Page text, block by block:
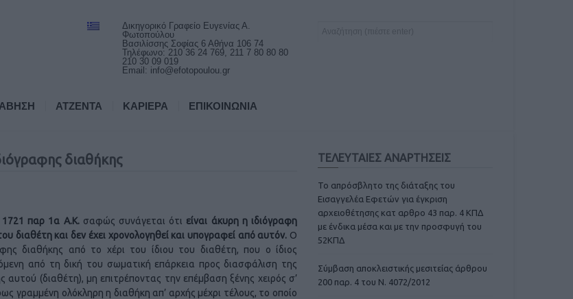
Δικηγορικό Γραφείο Ευγενίας Α.
Φωτοπούλου
Βασιλίσσης Σοφίας 6 Αθήνα 106 74
Τηλέφωνο: 210 36 24 769, 211 7 80 80 80
210 30 09 019
Email: info@efotopoulou.gr
ΑΤΖΕΝΤΑ ΚΑΡΙΕΡΑ ΕΠΙΚΟΙΝΩΝΙΑ
διαθήκης
1721 παρ 1α Α.Κ. σαφώς συνάγεται ότι είναι άκυρη η ιδιόγραφη
διαθέτη και δεν έχει χρονολογηθεί και υπογραφεί από αυτόν. Ο
διαθήκης από το χέρι του ίδιου του διαθέτη, που ο ίδιος
από τη δική του σωματική επάρκεια προς διασφάλιση της
(διαθέτη), μη επιτρέποντας την επέμβαση ξένης χειρός σ’
γραμμένη ολόκληρη η διαθήκη απ’ αρχής μέχρι τέλους, το οποίο
ΤΕΛΕΥΤΑΙΕΣ ΑΝΑΡΤΗΣΕΙΣ
Το απρόσβλητο της διάταξης του
Εισαγγελέα Εφετών για έγκριση
αρχειοθέτησης κατ αρθρο 43 παρ. 4 ΚΠΔ
με ένδικα μέσα και με την προσφυγή του
52ΚΠΔ
Σύμβαση αποκλειστικής μεσιτείας άρθρου
200 παρ. 4 του Ν. 4072/2012